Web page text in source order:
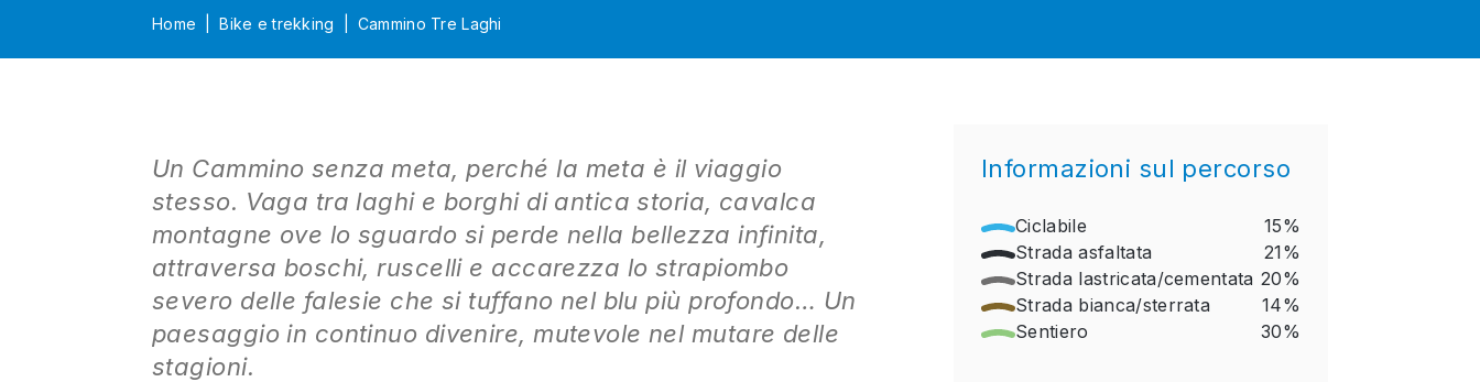
Home Bike e trekking Cammino Tre Laghi
Un Cammino senza meta, perché la meta è il viaggio
stesso. Vaga tra laghi e borghi di antica storia, cavalca
montagne ove lo sguardo si perde nella bellezza infinita,
attraversa boschi, ruscelli e accarezza lo strapiombo
severo delle falesie che si tuffano nel blu più profondo… Un
paesaggio in continuo divenire, mutevole nel mutare delle
stagioni.
Informazioni sul percorso
Ciclabile
15%
Strada asfaltata
21%
Strada lastricata/cementata 20%
Strada bianca/sterrata
14%
Sentiero
30%